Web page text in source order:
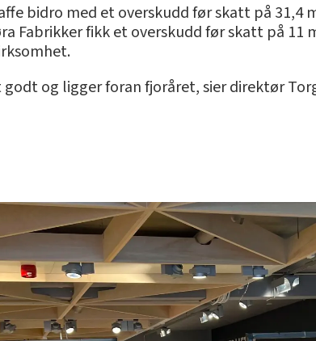
bidro med et overskudd før skatt på 31,4
Fabrikker fikk et overskudd før skatt på
godt og ligger foran fjoråret, sier direktør